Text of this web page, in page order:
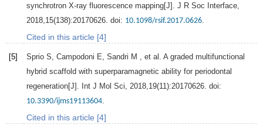
synchrotron X-ray fluorescence mapping[J]. J R Soc Interface
2018 15(138):20170626. doi: 10.1098/rsif.2017.0626
Cited in this article [4]
[5] Sprio S Campodoni E Sandri M , et al. A graded multifunctional
hybrid scaffold with superparamagnetic ability for periodontal
regeneration[J]. Int J Mol Sci 2018 19(11):20170626. doi:
10.3390/ijms19113604
Cited in this article [4]